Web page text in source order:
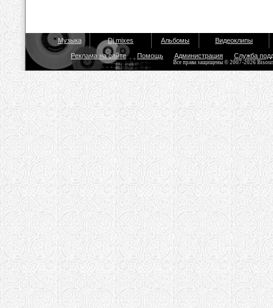
Музыка Dj mixes Альбомы Видеоклипы
Реклама на сайте Помощь Администрация Служба
Все права защищены © 2007-2026